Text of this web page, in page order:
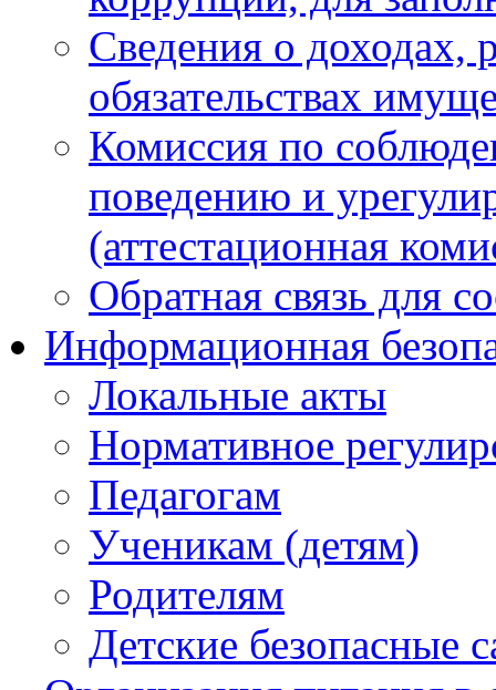
Сведения о доходах,
обязательствах
Комиссия по
поведению и
(аттестационная
Обратная связь для
Информационная
Локальные акты
Нормативное
Педагогам
Ученикам (детям)
Родителям
Детские безопасные